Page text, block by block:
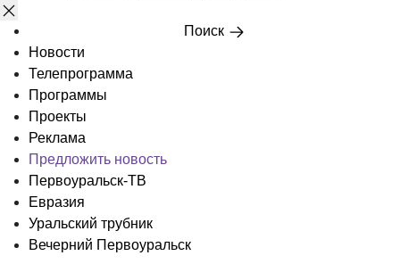
Поиск
Новости
Телепрограмма
Программы
Проекты
Реклама
Предложить новость
Первоуральск-ТВ
Евразия
Уральский трубник
Вечерний Первоуральск